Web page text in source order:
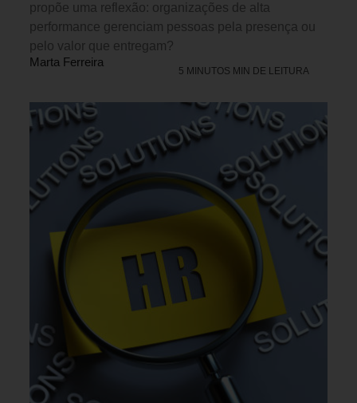
propõe uma reflexão: organizações de alta
performance gerenciam pessoas pela presença ou
pelo valor que entregam?
Marta Ferreira
5 MINUTOS MIN DE LEITURA